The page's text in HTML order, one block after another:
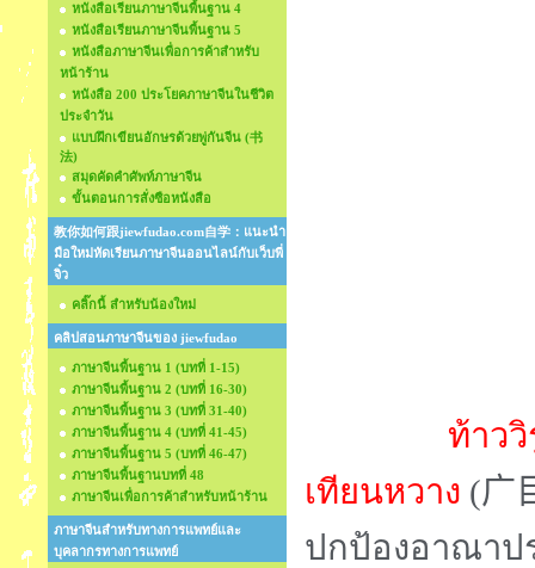
หนังสือเรียนภาษาจีนพื้นฐาน 4
หนังสือเรียนภาษาจีนพื้นฐาน 5
หนังสือภาษาจีนเพื่อการค้าสำหรับ
หน้าร้าน
หนังสือ 200 ประโยคภาษาจีนในชีวิต
ประจำวัน
แบบฝึกเขียนอักษรด้วยพู่กันจีน (书
法)
สมุดคัดคำศัพท์ภาษาจีน
ขั้นตอนการสั่งซือหนังสือ
教你如何跟jiewfudao.com自学：แนะนำ
มือใหม่หัดเรียนภาษาจีนออนไลน์กับเว็บพี่
จิ๋ว
คลิ๊กนี้ สำหรับน้องใหม่
คลิปสอนภาษาจีนของ jiewfudao
ภาษาจีนพื้นฐาน 1 (บทที่ 1-15)
ภาษาจีนพื้นฐาน 2 (บทที่ 16-30)
ภาษาจีนพื้นฐาน 3 (บทที่ 31-40)
ภาษาจีนพื้นฐาน 4 (บทที่ 41-45)
ภาษาจีนพื้นฐาน 5 (บทที่ 46-47)
ภาษาจีนพื้นฐานบทที่ 48
ภาษาจีนเพื่อการค้าสำหรับหน้าร้าน
ภาษาจีนสำหรับทางการแพทย์และ
บุคลากรทางการแพทย์
ท้าว
เทียนหวาง (广
ปกป้องอาณาป